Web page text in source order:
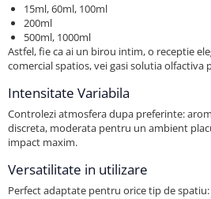
15ml, 60ml, 100ml
200ml
500ml, 1000ml
Astfel, fie ca ai un birou intim, o receptie
comercial spatios, vei gasi solutia olfactiva
Intensitate Variabila
Controlezi atmosfera dupa preferinte:
discreta, moderata pentru un ambient
impact maxim.
Versatilitate in utilizare
Perfect adaptate pentru orice tip de spatiu: